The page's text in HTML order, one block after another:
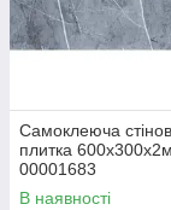
Самоклеюча
плитка
00001683
В наявності